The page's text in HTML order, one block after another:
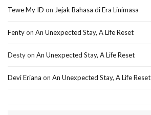
Tewe My ID on Jejak Bahasa di Era Linimasa
Fentyon An Unexpected Stay, A Life Reset
Destyon An Unexpected Stay, A Life Reset
Devi Eriana on An Unexpected Stay, A Life Reset